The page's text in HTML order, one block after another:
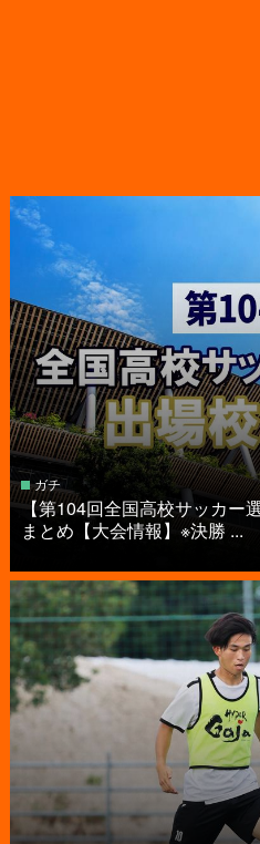
ガチ
【第104回全国高校サッカー
まとめ【大会情報】※決勝 ...